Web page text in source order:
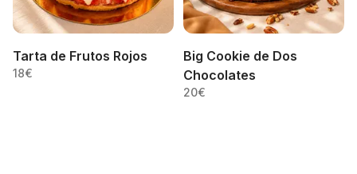
Tarta de Frutos Rojos
18€
Big Cookie de Dos
Chocolates
20€